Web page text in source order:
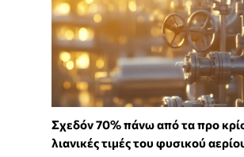
Σχεδόν 70% πάνω από τα προ
λιανικές τιμές του φυσικού